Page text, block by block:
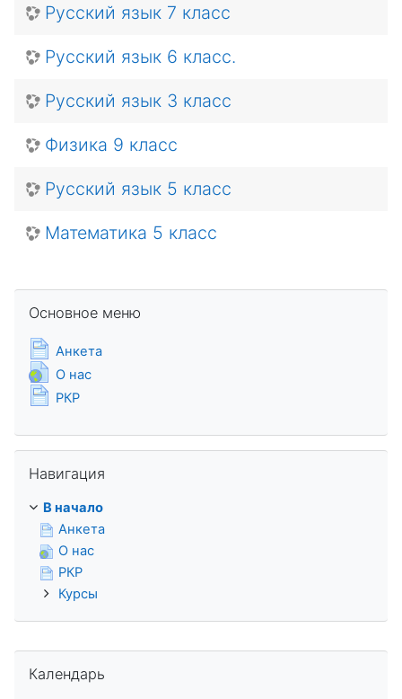
Русский язык 7 класс
Русский язык 6 класс.
Русский язык 3 класс
Физика 9 класс
Русский язык 5 класс
Математика 5 класс
Основное меню
Анкета
О насГиперссылка
РКРСтраница
Навигация
В начало
Анкета
О нас
РКР
Курсы
Календарь